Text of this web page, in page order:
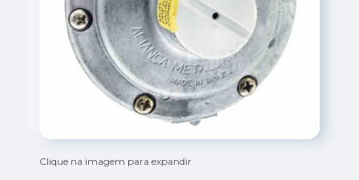
Clique na imagem para expandir